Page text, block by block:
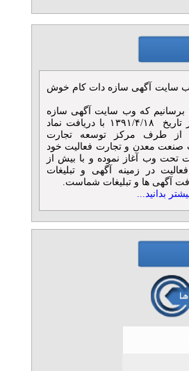
۹)
تهران
۶)
سعادت‌آباد
۶)
نصر
دادگستر نصر
۳)
در غرب
غرب تهران
۲)
سایت آگهی سازه دات کام خوش
برسانیم که وب سایت آگهی سازه
به طور رسمی از تاریخ ۱۳۹۱/۴/۱۸ با دریافت نماد
از طرف مرکز توسعه تجارت
صنعت معدن و تجارت فعالیت خود
تحت وب آغاز نموده و با بیش از
فعالیت در زمینه آگهی و تبلیغات
آگهی ها و تبلیغات شماست.
بدانید...